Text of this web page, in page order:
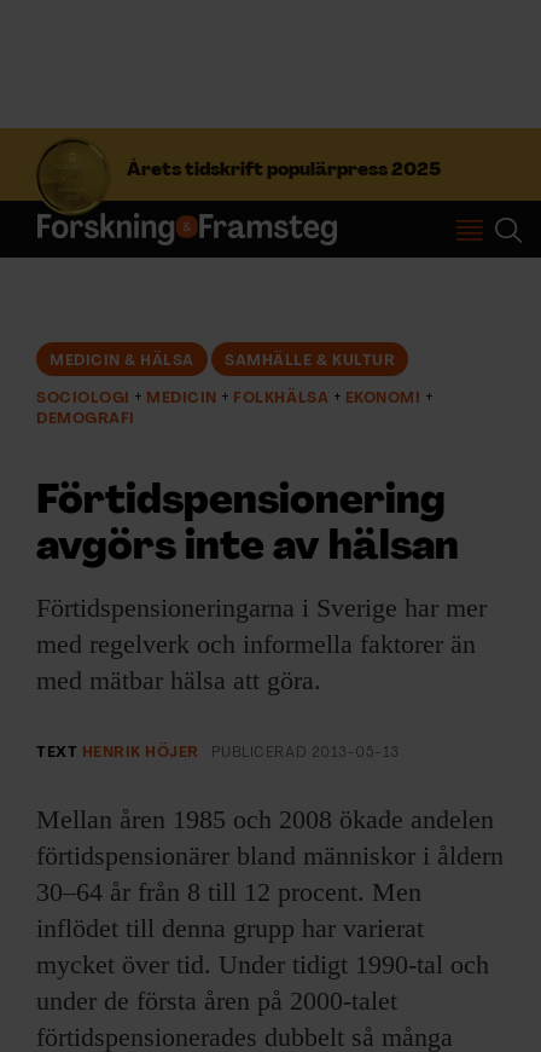
Årets tidskrift populärpress 2025
S
f
t
Prenumerera
NYHETSBREV
ÄMNEN
ARKIV & E-TIDNING
LYSSNA/PODD
EVENEMANG & RESOR
SHOP
KONTAKTA F&F
SKRIV I F&F
PRENUMERERA PÅ F&F
ANNONSERA I F&F
MEDICIN & HÄLSA SAMHÄLLE & KULTUR
SOCIOLOGI MEDICIN FOLKHÄLSA
EKONOMI
DEMOGRAFI
Förtidspensionering
avgörs inte av hälsan
Förtidspensioneringarna i Sverige har mer
med regelverk och informella faktorer än
med mätbar hälsa att göra.
TEXT HENRIK HÖJER PUBLICERAD 2013-05-13
Mellan åren 1985 och 2008 ökade andelen
förtidspensionärer bland människor i åldern
30–64 år från 8 till 12 procent. Men
inflödet till denna grupp har varierat
mycket över tid. Under tidigt 1990-tal och
under de första åren på 2000-talet
förtidspensionerades dubbelt så många